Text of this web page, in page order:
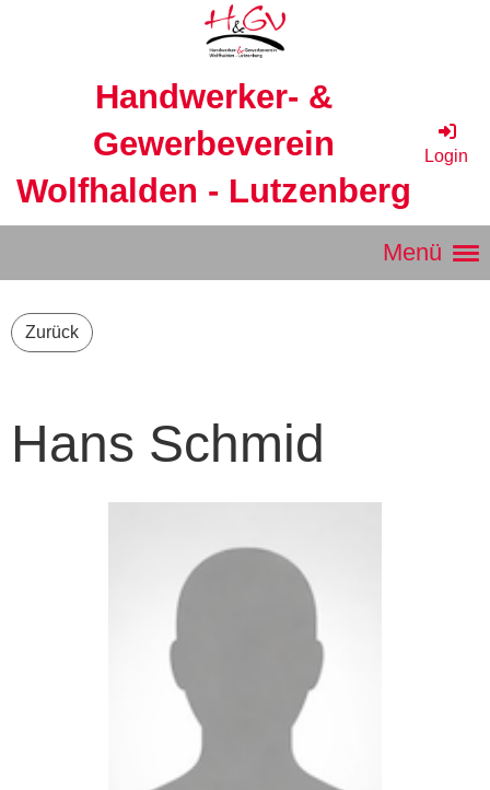
Handwerker- &
Gewerbeverein
Wolfhalden - Lutzenberg
Login
Menü
Zurück
Hans Schmid